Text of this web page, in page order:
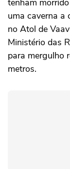
tenham
uma caverna a
no Atol de
Ministério das
para mergulho
metros.